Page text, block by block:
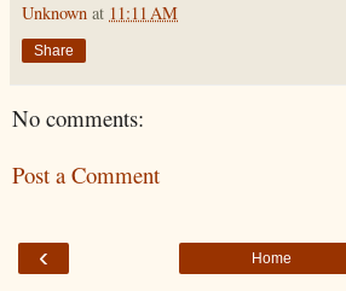
Unknown at 11:11 AM
Share
No comments:
Post a Comment
‹ Home